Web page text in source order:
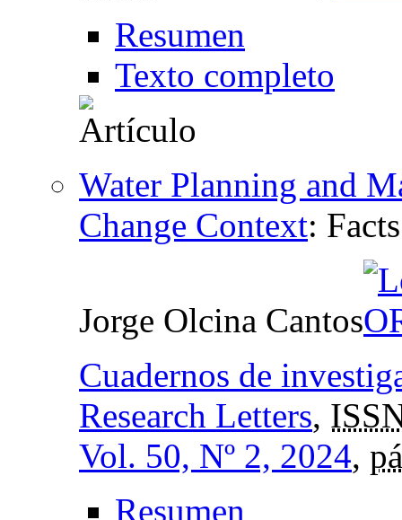
Resumen
Texto completo
Water Planning and
Change Context:
Jorge Olcina Cantos
Cuadernos de
Research Letters,
Vol. 50, Nº 2, 2024,
Resumen